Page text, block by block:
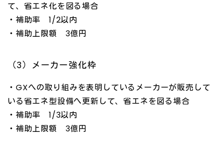
て、省エネ化を図る場合
・補助率 1/2以内
・補助上限額 3億円
（3）メーカー強化枠
・GXへの取り組みを表明しているメーカーが販売して
いる省エネ型設備へ更新して、省エネを図る場合
・補助率 1/3以内
・補助上限額 3億円